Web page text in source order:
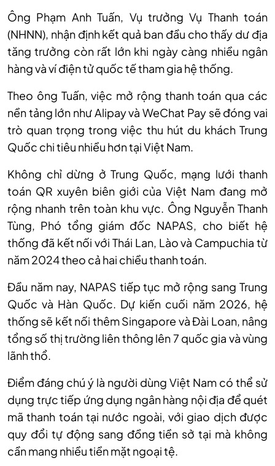
Ông Phạm Anh Tuấn, Vụ trưởng Vụ Thanh toán
(NHNN), nhận định kết quả ban đầu cho thấy dư địa
tăng trưởng còn rất lớn khi ngày càng nhiều ngân
hàng và ví điện tử quốc tế tham gia hệ thống.
Theo ông Tuấn, việc mở rộng thanh toán qua các
nền tảng lớn như Alipay và WeChat Pay sẽ đóng vai
trò quan trọng trong việc thu hút du khách Trung
Quốc chi tiêu nhiều hơn tại Việt Nam.
Không chỉ dừng ở Trung Quốc, mạng lưới thanh
toán QR xuyên biên giới của Việt Nam đang mở
rộng nhanh trên toàn khu vực. Ông Nguyễn Thanh
Tùng, Phó tổng giám đốc NAPAS, cho biết hệ
thống đã kết nối với Thái Lan, Lào và Campuchia từ
năm 2024 theo cả hai chiều thanh toán.
Đầu năm nay, NAPAS tiếp tục mở rộng sang Trung
Quốc và Hàn Quốc. Dự kiến cuối năm 2026, hệ
thống sẽ kết nối thêm Singapore và Đài Loan, nâng
tổng số thị trường liên thông lên 7 quốc gia và vùng
lãnh thổ.
Điểm đáng chú ý là người dùng Việt Nam có thể sử
dụng trực tiếp ứng dụng ngân hàng nội địa để quét
mã thanh toán tại nước ngoài, với giao dịch được
quy đổi tự động sang đồng tiền sở tại mà không
cần mang nhiều tiền mặt ngoại tệ.